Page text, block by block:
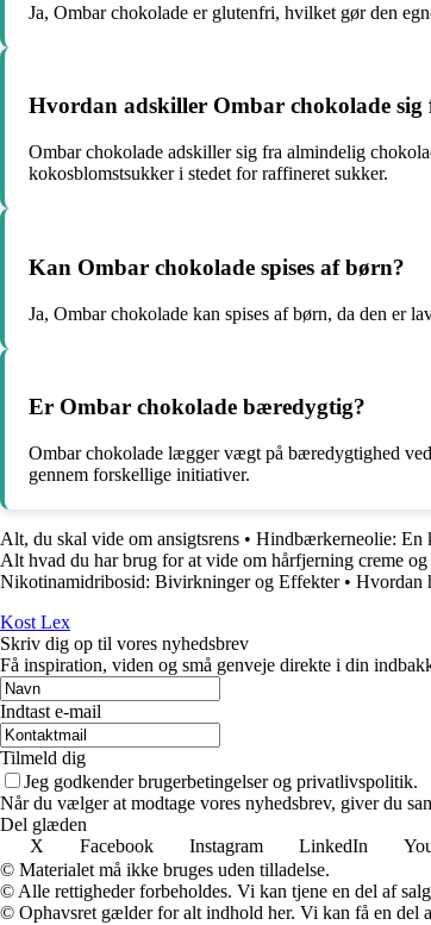
Ja, Ombar chokolade er glutenfri, hvilket gør den
Hvordan adskiller Ombar chokolade
Ombar chokolade adskiller sig fra almindelig
kokosblomstsukker i stedet for raffineret sukker.
Kan Ombar chokolade spises af børn?
Ja, Ombar chokolade kan spises af børn, da den er
Er Ombar chokolade bæredygtig?
Ombar chokolade lægger vægt på bæredygtighed
gennem forskellige initiativer.
Alt, du skal vide om ansigtsrens • Hindbærkerneolie: En
Alt hvad du har brug for at vide om hårfjerning creme
Nikotinamidribosid: Bivirkninger og Effekter• Hvordan
Kost Lex
Skriv dig op til vores nyhedsbrev
Få inspiration, viden og små genveje direkte i din
Indtast e-mail
Tilmeld dig
Jeg godkender brugerbetingelser og privatlivspolitik.
Når du vælger at modtage vores nyhedsbrev, giver du
Del glæden
X
Facebook Instagram LinkedIn
© Materialet må ikke bruges uden tilladelse.
© Alle rettigheder forbeholdes. Vi kan tjene en del af
© Ophavsret gælder for alt indhold her. Vi kan få en del